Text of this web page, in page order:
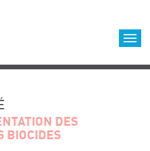
DES
BIOCIDES